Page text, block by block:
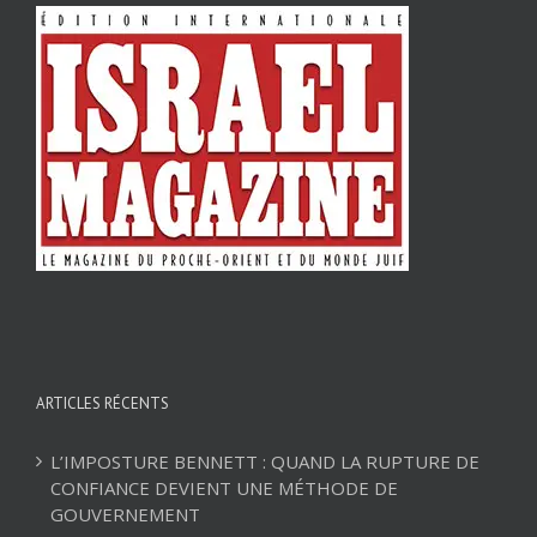
ARTICLES RÉCENTS
L’IMPOSTURE BENNETT : QUAND LA RUPTURE DE
CONFIANCE DEVIENT UNE MÉTHODE DE
GOUVERNEMENT